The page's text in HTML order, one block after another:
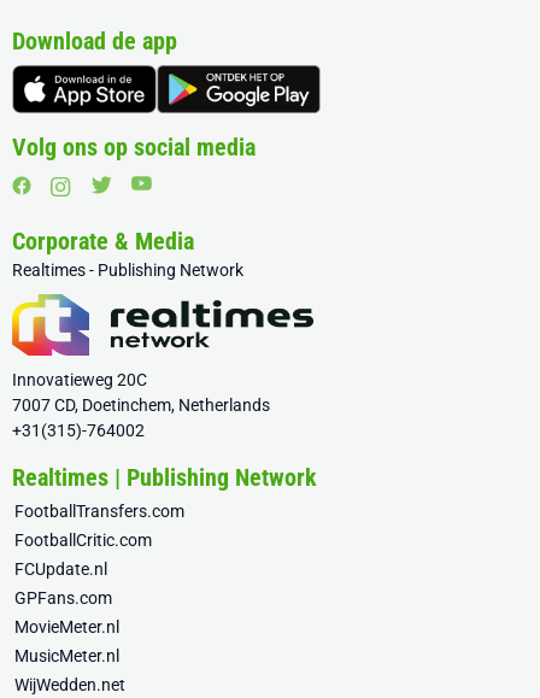
Download de app
Volg ons op social media
Corporate & Media
Realtimes - Publishing Network
Innovatieweg 20C
7007 CD, Doetinchem, Netherlands
+31(315)-764002
Realtimes | Publishing Network
FootballTransfers.com
FootballCritic.com
FCUpdate.nl
GPFans.com
MovieMeter.nl
MusicMeter.nl
WijWedden.net